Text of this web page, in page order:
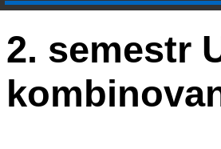
2. semestr